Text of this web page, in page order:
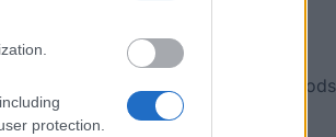
protection.
undersøgelser som viser det